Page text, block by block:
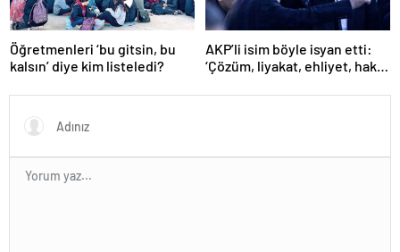
Öğretmenleri ‘bu gitsin, bu
kalsın’ diye kim listeledi?
AKP’li isim böyle isyan etti:
‘Çözüm, liyakat, ehliyet, hak,